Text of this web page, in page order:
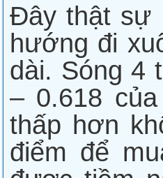
Đây thật sự
hướng đi
dài. Sóng 4
– 0.618
thấp hơn
điểm để